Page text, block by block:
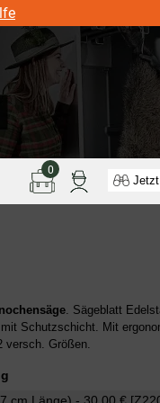
0
. Sägeblatt
mit Schutzschicht. Mit
versch. Größen.